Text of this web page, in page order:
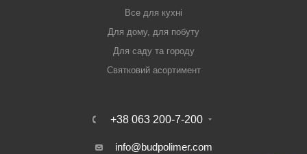
Все для кухні
Для дому, для побуту
Для саду та городу
Святковий асортимент
+38 063 200-7-200
info@budpolimer.com